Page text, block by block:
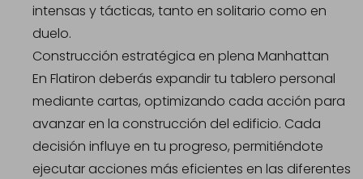
intensas y tácticas, tanto en solitario como en
duelo.
Construcción estratégica en plena Manhattan
En Flatiron deberás expandir tu tablero personal
mediante cartas, optimizando cada acción para
avanzar en la construcción del edificio. Cada
decisión influye en tu progreso, permitiéndote
ejecutar acciones más eficientes en las diferentes